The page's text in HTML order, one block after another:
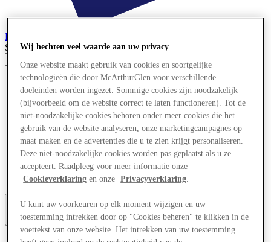
Parijs-Giverny
Search input
Winkels
Aanbiedingen
Evenementen
Plan je bezoek
Restaurants
Toerisme
Zoektocht naar werk
Cadeaubon
Het Tweede Leven
Meer
Wij hechten veel waarde aan uw privacy
Onze website maakt gebruik van cookies en soortgelijke
technologieën die door McArthurGlen voor verschillende
doeleinden worden ingezet. Sommige cookies zijn noodzakelijk
(bijvoorbeeld om de website correct te laten functioneren). Tot de
niet-noodzakelijke cookies behoren onder meer cookies die het
gebruik van de website analyseren, onze marketingcampagnes op
maat maken en de advertenties die u te zien krijgt personaliseren.
Deze niet-noodzakelijke cookies worden pas geplaatst als u ze
accepteert. Raadpleeg voor meer informatie onze
Cookieverklaring en onze Privacyverklaring
U kunt uw voorkeuren op elk moment wijzigen en uw
toestemming intrekken door op "Cookies beheren" te klikken in de
voettekst van onze website. Het intrekken van uw toestemming